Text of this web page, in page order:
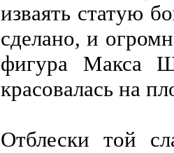
изваять статую
сделано, и
фигура Макса
красовалась на
Отблески той